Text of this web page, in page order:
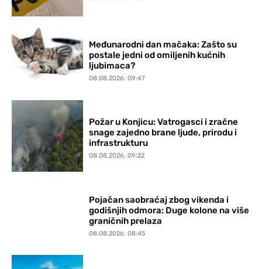
Međunarodni dan mačaka: Zašto su
postale jedni od omiljenih kućnih
ljubimaca?
08.08.2026. 09:47
Požar u Konjicu: Vatrogasci i zračne
snage zajedno brane ljude, prirodu i
infrastrukturu
08.08.2026. 09:22
Pojačan saobraćaj zbog vikenda i
godišnjih odmora: Duge kolone na više
graničnih prelaza
08.08.2026. 08:45